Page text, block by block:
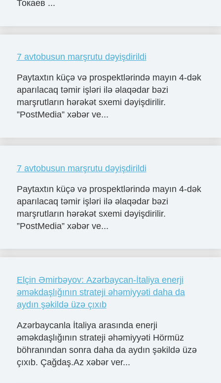
Токаев ...
7 avtobusun marşrutu dəyişdirildi
Paytaxtın küçə və prospektlərində mayın 4-dək
aparılacaq təmir işləri ilə əlaqədar bəzi
marşrutların hərəkət sxemi dəyişdirilir.
”PostMedia” xəbər ve...
7 avtobusun marşrutu dəyişdirildi
Paytaxtın küçə və prospektlərində mayın 4-dək
aparılacaq təmir işləri ilə əlaqədar bəzi
marşrutların hərəkət sxemi dəyişdirilir.
”PostMedia” xəbər ve...
Elçin Əmirbəyov: Azərbaycan-İtaliya enerji
əməkdaşlığının strateji əhəmiyyəti daha da
aydın şəkildə üzə çıxıb
Azərbaycanla İtaliya arasında enerji
əməkdaşlığının strateji əhəmiyyəti Hörmüz
böhranından sonra daha da aydın şəkildə üzə
çıxıb. Çağdaş.Az xəbər ver...